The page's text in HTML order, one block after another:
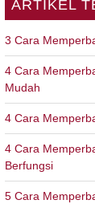
ARTIKEL
3 Cara
4 Cara
Mudah
4 Cara
4 Cara
Berfungsi
5 Cara